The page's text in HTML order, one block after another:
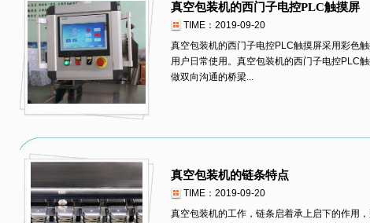
真空包装机的西门子电控PLC触摸屏
TIME：2019-09-20
真空包装机的西门子电控PLC触摸屏采用彩色
用户日常使用。真空包装机的西门子电控PLC
做双向沟通的桥梁...
真空包装机的链条特点
TIME：2019-09-20
真空包装机的工作，链条启着承上启下的作用